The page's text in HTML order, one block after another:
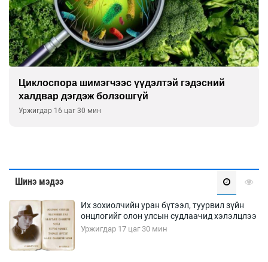
Сэтгэцийн эрүүл мэндэд “санаа тавих” олон
улсын хурал зохион байгуулна
Уржигдар 16 цаг 00 мин
Шинэ мэдээ
Их зохиолчийн уран бүтээл, туурвил зүйн
онцлогийг олон улсын судлаачид хэлэлцлээ
Уржигдар 17 цаг 30 мин